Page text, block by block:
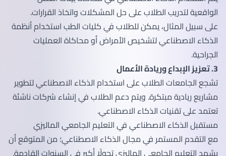
الواقعية لتدريب الطلاب على حل المشكلات واتخاذ القرارات.
على سبيل المثال، يمكن للطلاب في كليات الطب استخدام أنظمة
الذكاء الاصطناعي لتشخيص الأمراض أو محاكاة العمليات
الجراحية.
3. تعزيز الإبداع وريادة الأعمال
تشجع الجامعات الطلاب على استخدام الذكاء الاصطناعي لتطوير
مشاريع ريادية مبتكرة. ويتم دعم الطلاب في إنشاء شركات ناشئة
تعتمد على تقنيات الذكاء الاصطناعي.
مستقبل الذكاء الاصطناعي في التعليم الجامعي الماليزي
مع التقدم المستمر في مجال الذكاء الاصطناعي؛ من المتوقع أن
يشهد التعليم الجامعي الماليزي تحولًا أكبر في السنوات القادمة.